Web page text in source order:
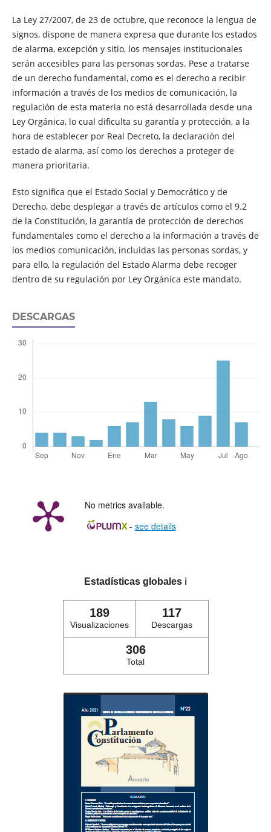
La Ley 27/2007, de 23 de octubre, que reconoce la lengua de
signos, dispone de manera expresa que durante los estados
de alarma, excepción y sitio, los mensajes institucionales
serán accesibles para las personas sordas. Pese a tratarse
de un derecho fundamental, como es el derecho a recibir
información a través de los medios de comunicación, la
regulación de esta materia no está desarrollada desde una
Ley Orgánica, lo cual dificulta su garantía y protección, a la
hora de establecer por Real Decreto, la declaración del
estado de alarma, así como los derechos a proteger de
manera prioritaria.
Esto significa que el Estado Social y Democrático y de
Derecho, debe desplegar a través de artículos como el 9.2
de la Constitución, la garantía de protección de derechos
fundamentales como el derecho a la información a través de
los medios comunicación, incluidas las personas sordas, y
para ello, la regulación del Estado Alarma debe recoger
dentro de su regulación por Ley Orgánica este mandato.
DESCARGAS
No metrics available.
- see details
Estadísticas globales ℹ️
189
Visualizaciones
117
Descargas
306
Total